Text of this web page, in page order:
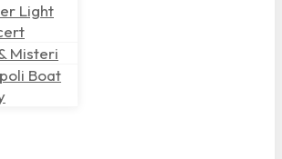
Light
Misteri
Boat